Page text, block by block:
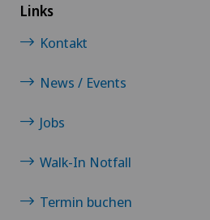
Links
Kontakt
News / Events
Jobs
Walk-In Notfall
Termin buchen